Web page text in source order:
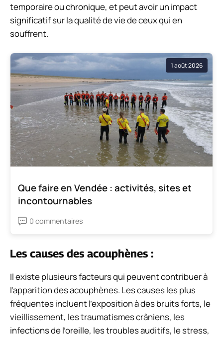
temporaire ou chronique, et peut avoir un impact
significatif sur la qualité de vie de ceux qui en
souffrent.
1 août 2026
Que faire en Vendée : activités, sites et
incontournables
0 commentaires
Les causes des acouphènes :
Il existe plusieurs facteurs qui peuvent contribuer à
l’apparition des acouphènes. Les causes les plus
fréquentes incluent l’exposition à des bruits forts, le
vieillissement, les traumatismes crâniens, les
infections de l’oreille, les troubles auditifs, le stress,